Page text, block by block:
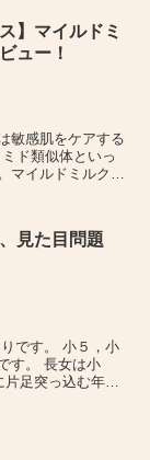
】マイルドミ
ュー！
感肌をケアする
ド類似体といっ
マイルドミルクの
見た目問題
です。 小５，小
す。 長女は小
片足突っ込む年頃